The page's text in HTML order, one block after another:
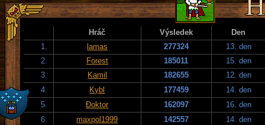
Hráč Výsledek
Den
1.
lamas 277324
13. den
2.
Forest 185011
15. den
3.
Kamil 182655
12. den
4.
Kybl 177459
14. den
5.
Đoktor 162097
16. den
6.
maxpol1999 142557
14. den